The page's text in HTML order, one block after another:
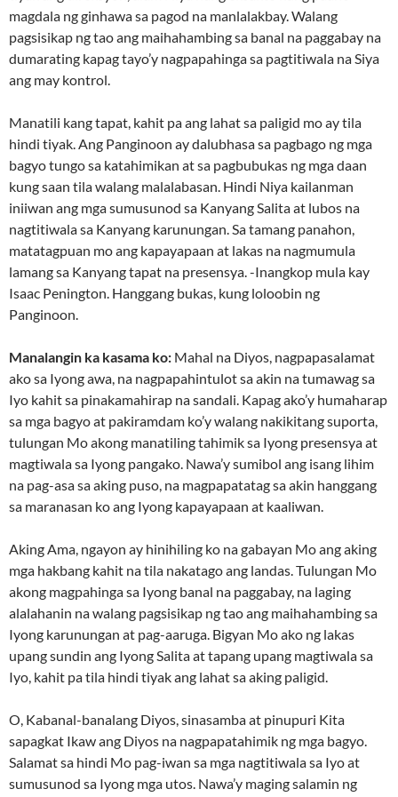
magdala ng ginhawa sa pagod na manlalakbay. Walang
pagsisikap ng tao ang maihahambing sa banal na paggabay na
dumarating kapag tayo’y nagpapahinga sa pagtitiwala na Siya
ang may kontrol.
Manatili kang tapat, kahit pa ang lahat sa paligid mo ay tila
hindi tiyak. Ang Panginoon ay dalubhasa sa pagbago ng mga
bagyo tungo sa katahimikan at sa pagbubukas ng mga daan
kung saan tila walang malalabasan. Hindi Niya kailanman
iniiwan ang mga sumusunod sa Kanyang Salita at lubos na
nagtitiwala sa Kanyang karunungan. Sa tamang panahon,
matatagpuan mo ang kapayapaan at lakas na nagmumula
lamang sa Kanyang tapat na presensya. -Inangkop mula kay
Isaac Penington. Hanggang bukas, kung loloobin ng
Panginoon.
Manalangin ka kasama ko: Mahal na Diyos, nagpapasalamat
ako sa Iyong awa, na nagpapahintulot sa akin na tumawag sa
Iyo kahit sa pinakamahirap na sandali. Kapag ako’y humaharap
sa mga bagyo at pakiramdam ko’y walang nakikitang suporta,
tulungan Mo akong manatiling tahimik sa Iyong presensya at
magtiwala sa Iyong pangako. Nawa’y sumibol ang isang lihim
na pag-asa sa aking puso, na magpapatatag sa akin hanggang
sa maranasan ko ang Iyong kapayapaan at kaaliwan.
Aking Ama, ngayon ay hinihiling ko na gabayan Mo ang aking
mga hakbang kahit na tila nakatago ang landas. Tulungan Mo
akong magpahinga sa Iyong banal na paggabay, na laging
alalahanin na walang pagsisikap ng tao ang maihahambing sa
Iyong karunungan at pag-aaruga. Bigyan Mo ako ng lakas
upang sundin ang Iyong Salita at tapang upang magtiwala sa
Iyo, kahit pa tila hindi tiyak ang lahat sa aking paligid.
O, Kabanal-banalang Diyos, sinasamba at pinupuri Kita
sapagkat Ikaw ang Diyos na nagpapatahimik ng mga bagyo.
Salamat sa hindi Mo pag-iwan sa mga nagtitiwala sa Iyo at
sumusunod sa Iyong mga utos. Nawa’y maging salamin ng